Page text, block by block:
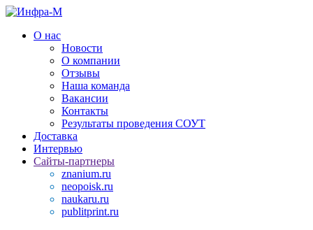
О нас
Новости
О компании
Отзывы
Наша команда
Вакансии
Контакты
Результаты проведения СОУТ
Доставка
Интервью
Сайты-партнеры
znanium.ru
neopoisk.ru
naukaru.ru
publitprint.ru